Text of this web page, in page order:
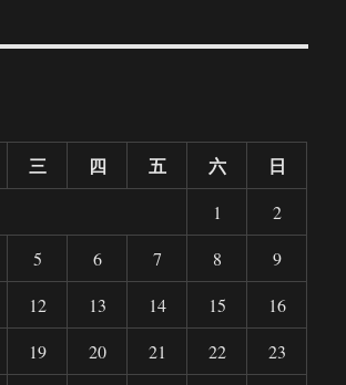
三 四 五 六 日
1
2
5 6 7 8
9
12 13 14 15
16
19 20 21 22
23